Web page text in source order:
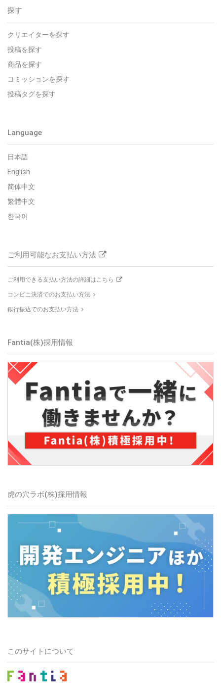
探す
クリエイターを探す
投稿を探す
商品を探す
コミッションを探す
投稿タグを探す
Language
日本語
English
简体中文
繁體中文
한국어
ご利用可能なお支払い方法
ご利用できる支払い方法の詳細はこちら
コンビニ決済でのお支払い方法
銀行振込でのお支払い方法
Fantia(株)採用情報
虎の穴ラボ(株)採用情報
このサイトについて